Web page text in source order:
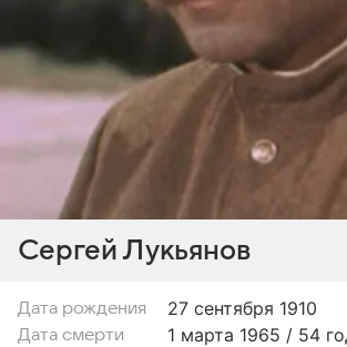
Сергей Лукьянов
Дата рождения 27 сентября 1910
Дата смерти 1 марта 1965 / 54